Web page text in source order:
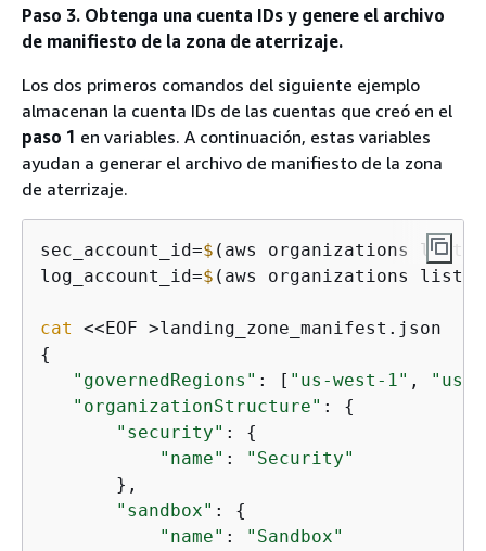
Paso 3. Obtenga una cuenta IDs y genere el archivo
de manifiesto de la zona de aterrizaje.
Los dos primeros comandos del siguiente ejemplo
almacenan la cuenta IDs de las cuentas que creó en el
paso 1 en variables. A continuación, estas variables
ayudan a generar el archivo de manifiesto de la zona
de aterrizaje.
sec_account_id=$ (aws organizations list
log_account_id=$ (aws organizations list
cat
{
"governedRegions" : [ "us-west-1" ,
"us-
"organizationStructure" : {
"security" : {
"name" :
"Security"
       },
"sandbox" : {
"name" :
"Sandbox"